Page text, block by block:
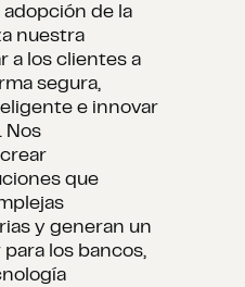
de la
nuestra
a los clientes a
segura,
e innovar
Nos
que
y generan un
los bancos,